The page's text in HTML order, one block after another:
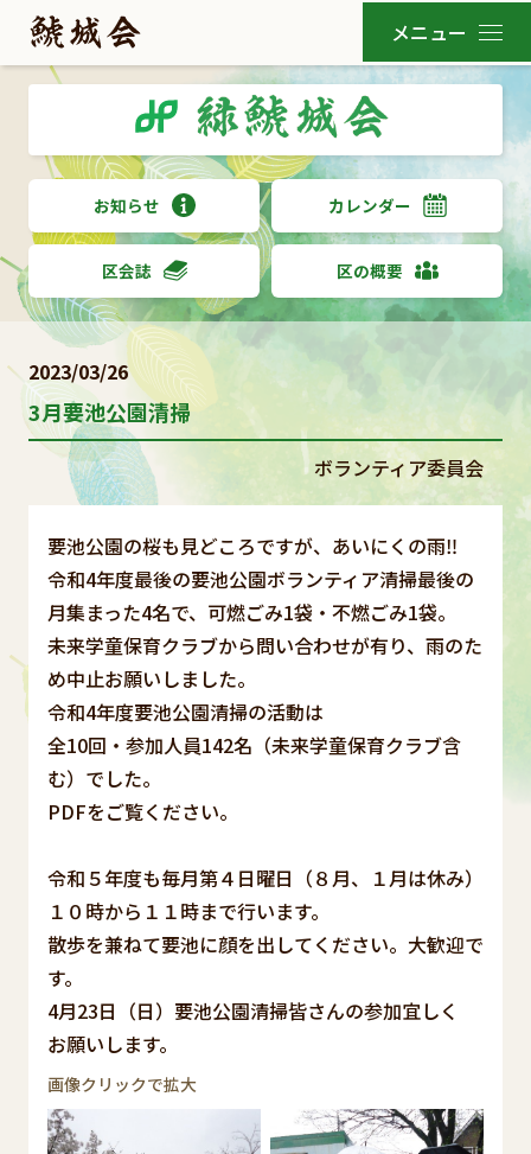
お知らせ カレンダー
区会誌 区の概要
2023/03/26
3月要池公園清掃
ボランティア委員会
要池公園の桜も見どころですが、あいにくの雨‼
令和4年度最後の要池公園ボランティア清掃最後の
月集まった4名で、可燃ごみ1袋・不燃ごみ1袋。
未来学童保育クラブから問い合わせが有り、雨のた
め中止お願いしました。
令和4年度要池公園清掃の活動は
全10回・参加人員142名（未来学童保育クラブ含
む）でした。
PDFをご覧ください。
令和５年度も毎月第４日曜日（８月、１月は休み）
１０時から１１時まで行います。
散歩を兼ねて要池に顔を出してください。大歓迎で
す。
4月23日（日）要池公園清掃皆さんの参加宜しく
お願いします。
画像クリックで拡大